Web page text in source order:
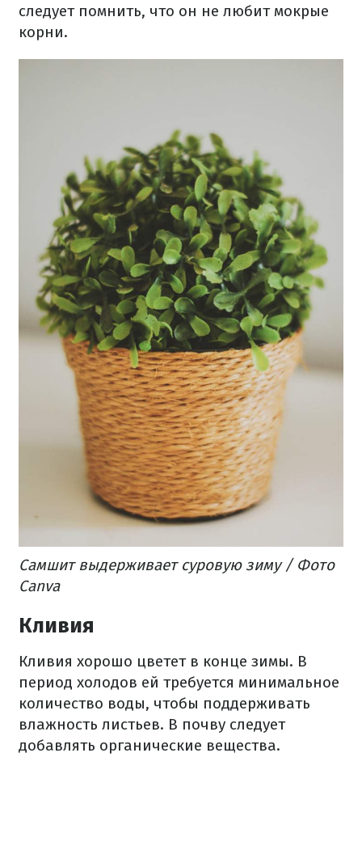
следует помнить, что он не любит мокрые
корни.
Самшит выдерживает суровую зиму / Фото
Canva
Кливия
Кливия хорошо цветет в конце зимы. В
период холодов ей требуется минимальное
количество воды, чтобы поддерживать
влажность листьев. В почву следует
добавлять органические вещества.